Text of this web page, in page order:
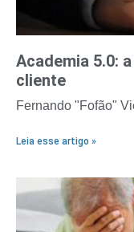
Academia 5.0:
cliente
Fernando "Fofão"
Leia esse artigo »